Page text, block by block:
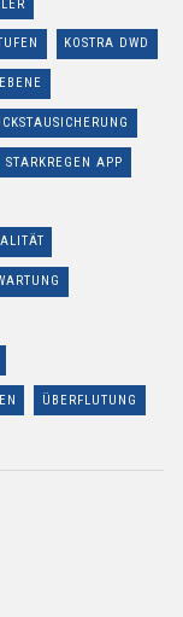
KOSTRA DWD
STARKREGEN APP
ÜBERFLUTUNG